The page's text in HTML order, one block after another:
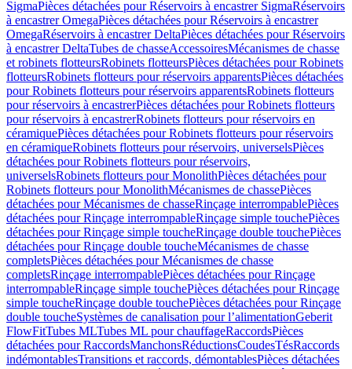
SigmaPièces détachées pour Réservoirs à encastrer SigmaRéservoirs
à encastrer OmegaPièces détachées pour Réservoirs à encastrer
OmegaRéservoirs à encastrer DeltaPièces détachées pour Réservoirs
à encastrer DeltaTubes de chasseAccessoiresMécanismes de chasse
et robinets flotteursRobinets flotteursPièces détachées pour Robinets
flotteursRobinets flotteurs pour réservoirs apparentsPièces détachées
pour Robinets flotteurs pour réservoirs apparentsRobinets flotteurs
pour réservoirs à encastrerPièces détachées pour Robinets flotteurs
pour réservoirs à encastrerRobinets flotteurs pour réservoirs en
céramiquePièces détachées pour Robinets flotteurs pour réservoirs
en céramiqueRobinets flotteurs pour réservoirs, universelsPièces
détachées pour Robinets flotteurs pour réservoirs,
universelsRobinets flotteurs pour MonolithPièces détachées pour
Robinets flotteurs pour MonolithMécanismes de chassePièces
détachées pour Mécanismes de chasseRinçage interrompablePièces
détachées pour Rinçage interrompableRinçage simple touchePièces
détachées pour Rinçage simple toucheRinçage double touchePièces
détachées pour Rinçage double toucheMécanismes de chasse
completsPièces détachées pour Mécanismes de chasse
completsRinçage interrompablePièces détachées pour Rinçage
interrompableRinçage simple touchePièces détachées pour Rinçage
simple toucheRinçage double touchePièces détachées pour Rinçage
double toucheSystèmes de canalisation pour l’alimentationGeberit
FlowFitTubes MLTubes ML pour chauffageRaccordsPièces
détachées pour RaccordsManchonsRéductionsCoudesTésRaccords
indémontablesTransitions et raccords, démontablesPièces détachées